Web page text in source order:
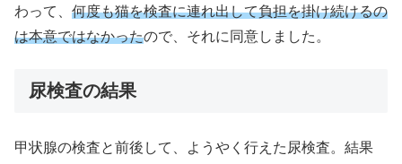
わって、 何度も猫を検査に連れ出して負担を掛け続けるの
は本意ではなかったので、それに同意しました。
尿検査の結果
甲状腺の検査と前後して、ようやく行えた尿検査。結果